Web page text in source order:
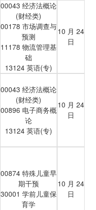
00043 经济法概论
(财经类)
00178 市场调查与
预测
11178 物流管理基
础
13124 英语(专)
10 月 24
日
00043 经济法概论
(财经类)
00896 电子商务概
论
13124 英语(专)
10 月 24
日
00874 特殊儿童早
期干预
30001 学前儿童保
育学
10 月 24
日